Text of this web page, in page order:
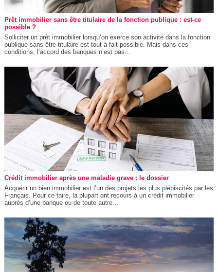
Prêt immobilier sans être titulaire de la fonction publique : est-ce
possible ?
Solliciter un prêt immobilier lorsqu’on exerce son activité dans la fonction
publique sans être titulaire est tout à fait possible. Mais dans ces
conditions, l’accord des banques n’est pas...
Crédit immobilier après une maladie grave : le dossier
Acquérir un bien immobilier est l’un des projets les plus plébiscités par les
Français. Pour ce faire, la plupart ont recours à un crédit immobilier
auprès d’une banque ou de toute autre...